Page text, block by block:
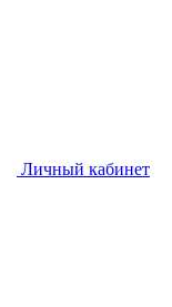
Личный кабинет